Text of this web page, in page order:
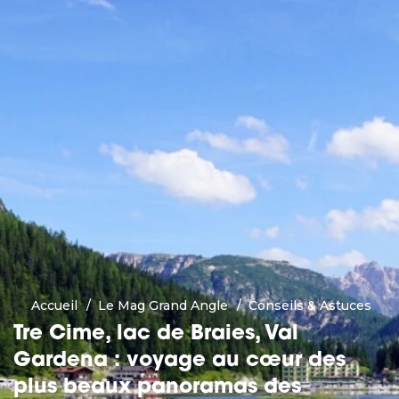
Accueil Le Mag Grand Angle Conseils & Astuces
Tre Cime, lac de Braies, Val
Gardena : voyage au cœur des
plus beaux panoramas des